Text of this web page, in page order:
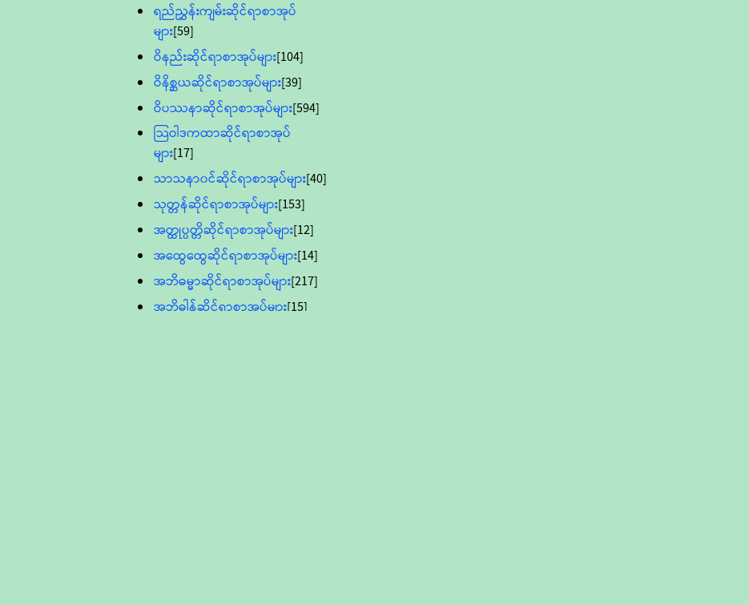
ရည်ညွှန်းကျမ်းဆိုင်ရာစာအုပ်
များ[59]
ဝိနည်းဆိုင်ရာစာအုပ်များ[104]
ဝိနိစ္ဆယဆိုင်ရာစာအုပ်များ[39]
ဝိပဿနာဆိုင်ရာစာအုပ်များ[594]
သြဝါဒကထာဆိုင်ရာစာအုပ်
များ[17]
သာသနာ၀င်ဆိုင်ရာစာအုပ်များ[40]
သုတ္တန်ဆိုင်ရာစာအုပ်များ[153]
အတ္ထုပ္ပတ္တိဆိုင်ရာစာအုပ်များ[12]
အထွေထွေဆိုင်ရာစာအုပ်များ[14]
အဘိဓမ္မာဆိုင်ရာစာအုပ်များ[217]
အဘိဓါန်ဆိုင်ရာစာအုပ်များ[15]